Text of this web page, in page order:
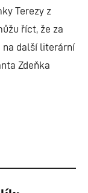
Terezy z
říct, že za
na další literární
Zdeňka